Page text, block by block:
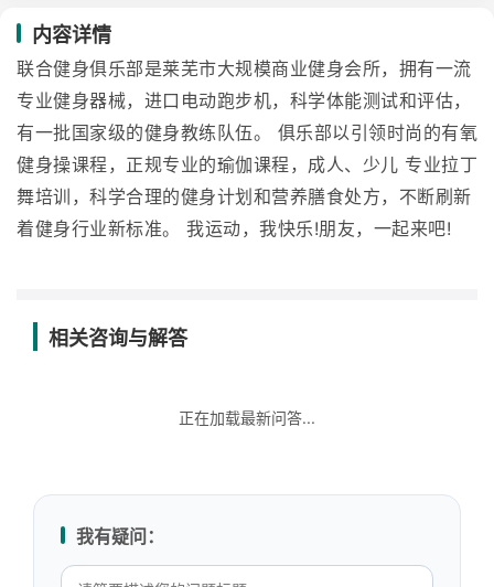
内容详情
联合健身俱乐部是莱芜市大规模商业健身会所，拥有一流
专业健身器械，进口电动跑步机，科学体能测试和评估，
有一批国家级的健身教练队伍。 俱乐部以引领时尚的有氧
健身操课程，正规专业的瑜伽课程，成人、少儿 专业拉丁
舞培训，科学合理的健身计划和营养膳食处方，不断刷新
着健身行业新标准。 我运动，我快乐!朋友，一起来吧!
相关咨询与解答
正在加载最新问答...
我有疑问：